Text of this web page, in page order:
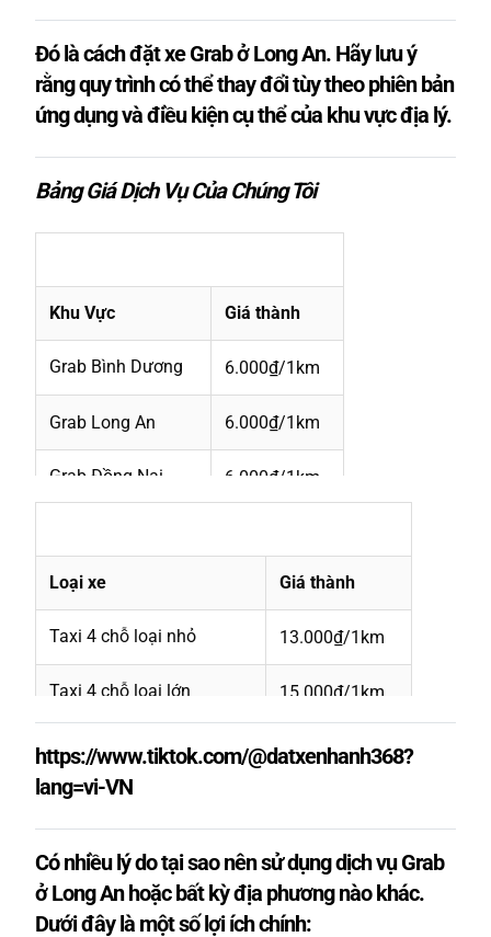
Đó là cách đặt xe Grab ở Long An. Hãy lưu ý
rằng quy trình có thể thay đổi tùy theo phiên bản
ứng dụng và điều kiện cụ thể của khu vực địa lý.
Bảng Giá Dịch Vụ Của Chúng Tôi
Khu Vực Giá thành
Grab Bình Dương 6.000₫/1km
Grab Long An 6.000₫/1km
Grab Đồng Nai 6.000₫/1km
Grab Vũng Tàu 6.000₫/1km
Grab Tây Ninh 6.000₫/1km
Loại xe Giá thành
Taxi 4 chỗ loại nhỏ 13.000₫/1km
Taxi 4 chỗ loại lớn 15.000₫/1km
Taxi 7 chỗ MPV cỡ nhỏ 17.000₫/1km
Taxi 7-8 chỗ SUV cỡ lớn
https://www.tiktok.com/@datxenhanh368?
lang=vi-VN
Có nhiều lý do tại sao nên sử dụng dịch vụ Grab
ở Long An hoặc bất kỳ địa phương nào khác.
Dưới đây là một số lợi ích chính: